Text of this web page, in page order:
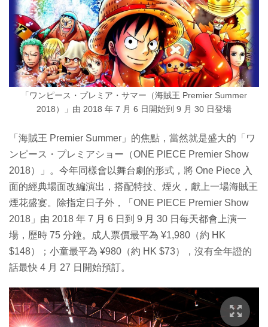
「ワンピース・プレミア・サマー（海賊王 Premier Summer
2018）」由 2018 年 7 月 6 日開始到 9 月 30 日登場
「海賊王 Premier Summer」的焦點，當然就是盛大的「ワ
ンピース・プレミアショー（ONE PIECE Premier Show
2018）」。今年同樣會以舞台劇的形式，將 One Piece 入
面的經典場面改編演出，搭配特技、煙火，獻上一場海賊王
煙花盛宴。除指定日子外，「ONE PIECE Premier Show
2018」由 2018 年 7 月 6 日到 9 月 30 日每天都會上演一
場，歷時 75 分鐘。成人票價最平為 ¥1,980（約 HK
$148）；小童最平為 ¥980（約 HK $73），沒有全年證的
話最快 4 月 27 日開始預訂。